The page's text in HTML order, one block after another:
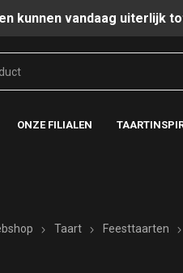
kunnen vandaag uiterlijk
ONZE FILIALEN
Taart Feesttaarten